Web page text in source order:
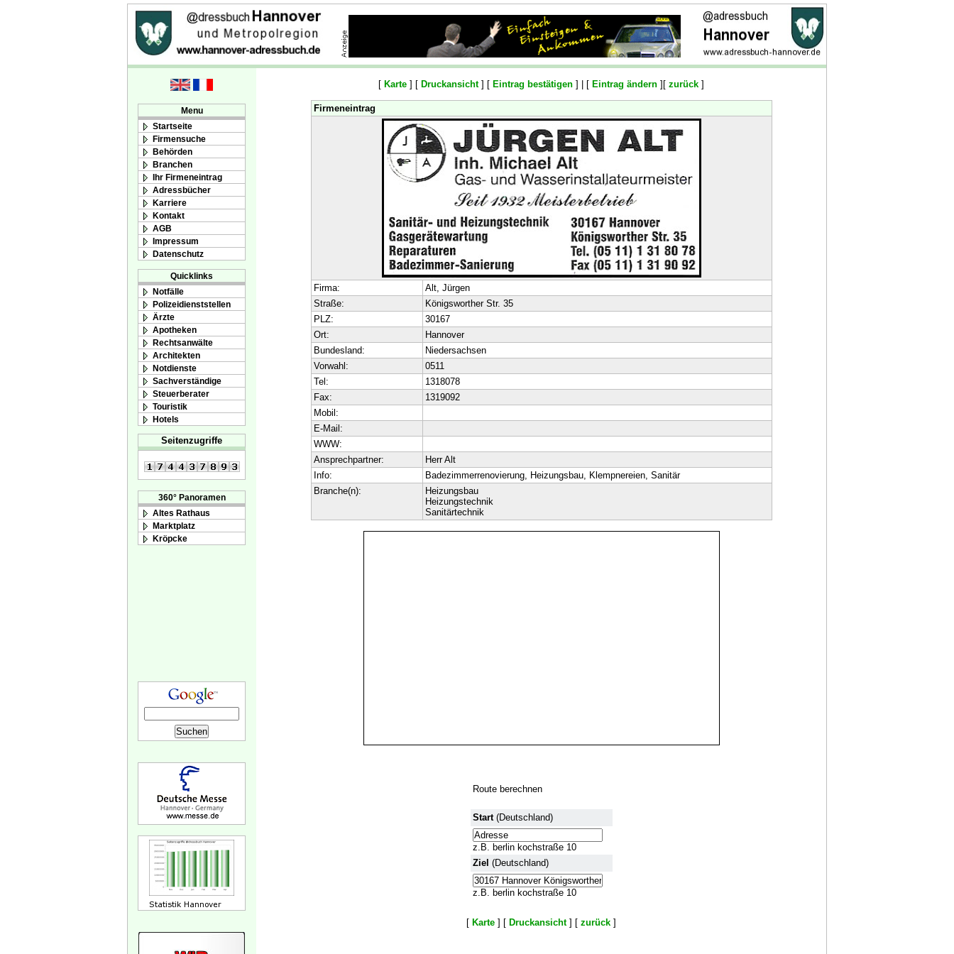
Menu
Startseite
Firmensuche
Behörden
Branchen
Ihr Firmeneintrag
Adressbücher
Karriere
Kontakt
AGB
Impressum
Datenschutz
Quicklinks
Notfälle
Polizeidienststellen
Ärzte
Apotheken
Rechtsanwälte
Architekten
Notdienste
Sachverständige
Steuerberater
Touristik
Hotels
Seitenzugriffe
360° Panoramen
Altes Rathaus
Marktplatz
Kröpcke
[ Karte ] [ Druckansicht] [ Eintrag bestätigen ] | [ Eintrag ändern ][ zurück ]
Firmeneintrag
Firma:
Alt, Jürgen
Straße:
Königsworther Str. 35
PLZ:
30167
Ort:
Hannover
Bundesland:
Niedersachsen
Vorwahl:
0511
Tel:
1318078
Fax:
1319092
Mobil:
E-Mail:
WWW:
Ansprechpartner:
Herr Alt
Info:
Badezimmerrenovierung, Heizungsbau, Klempnereien, Sanitär
Branche(n):
Heizungsbau
Heizungstechnik
Sanitärtechnik
Route berechnen
Start(Deutschland)
z.B. berlin kochstraße 10
Ziel (Deutschland)
z.B. berlin kochstraße 10
[ Karte ] [ Druckansicht] [ zurück ]